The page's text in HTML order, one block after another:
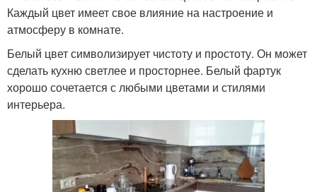
Каждый цвет имеет свое влияние на настроение и
атмосферу в комнате.
Белый цвет символизирует чистоту и простоту. Он может
сделать кухню светлее и просторнее. Белый фартук
хорошо сочетается с любыми цветами и стилями
интерьера.